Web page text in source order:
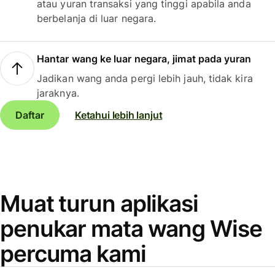
atau yuran transaksi yang tinggi apabila anda
berbelanja di luar negara.
Hantar wang ke luar negara, jimat pada yuran
Jadikan wang anda pergi lebih jauh, tidak kira
jaraknya.
Daftar
Ketahui lebih lanjut
Muat turun aplikasi
penukar mata wang Wise
percuma kami